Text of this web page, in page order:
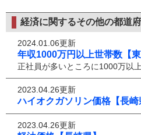
経済に関するその他の都道
2024.01.06更新
年収1000万円以上世帯数【東
正社員が多いところに1000万以
2023.04.26更新
ハイオクガソリン価格【長崎
2023.04.26更新